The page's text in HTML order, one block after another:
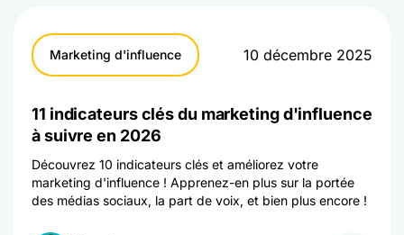
Marketing d'influence 10 décembre 2025
11 indicateurs clés du marketing d'influence
à suivre en 2026
Découvrez 10 indicateurs clés et améliorez votre
marketing d'influence ! Apprenez-en plus sur la portée
des médias sociaux, la part de voix, et bien plus encore !